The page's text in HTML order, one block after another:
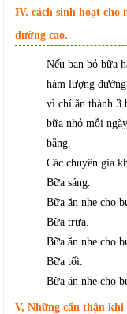
IV. cách sinh hoạt cho
đường cao.
Nếu bạn bỏ bữa
hàm lượng
vì chỉ ăn thành 3
bữa nhỏ mỗi
bằng.
Các chuyên gia
Bữa sáng.
Bữa ăn nhẹ cho
Bữa trưa.
Bữa ăn nhẹ cho
Bữa tối.
Bữa ăn nhẹ cho
V, Những cẩn thận khi